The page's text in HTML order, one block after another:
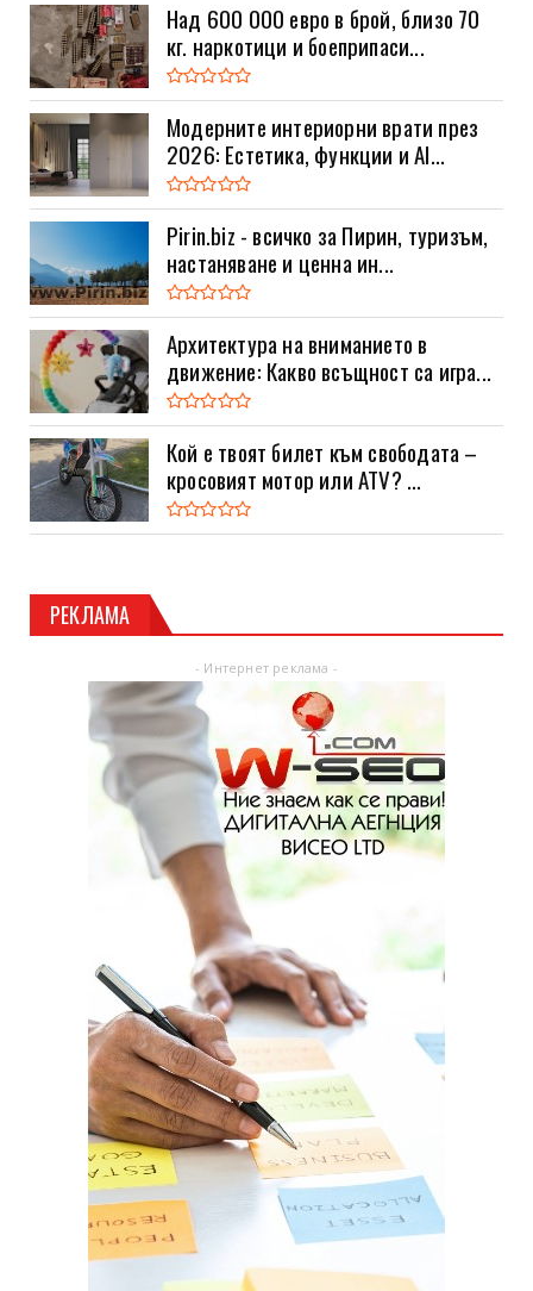
Над 600 000 евро в брой, близо 70
кг. наркотици и боеприпаси...
Модерните интериорни врати през
2026: Естетика, функции и AI...
Pirin.biz - всичко за Пирин, туризъм,
настаняване и ценна ин...
Архитектура на вниманието в
движение: Какво всъщност са игра...
Кой е твоят билет към свободата –
кросовият мотор или ATV? ...
РЕКЛАМА
- Интернет реклама -